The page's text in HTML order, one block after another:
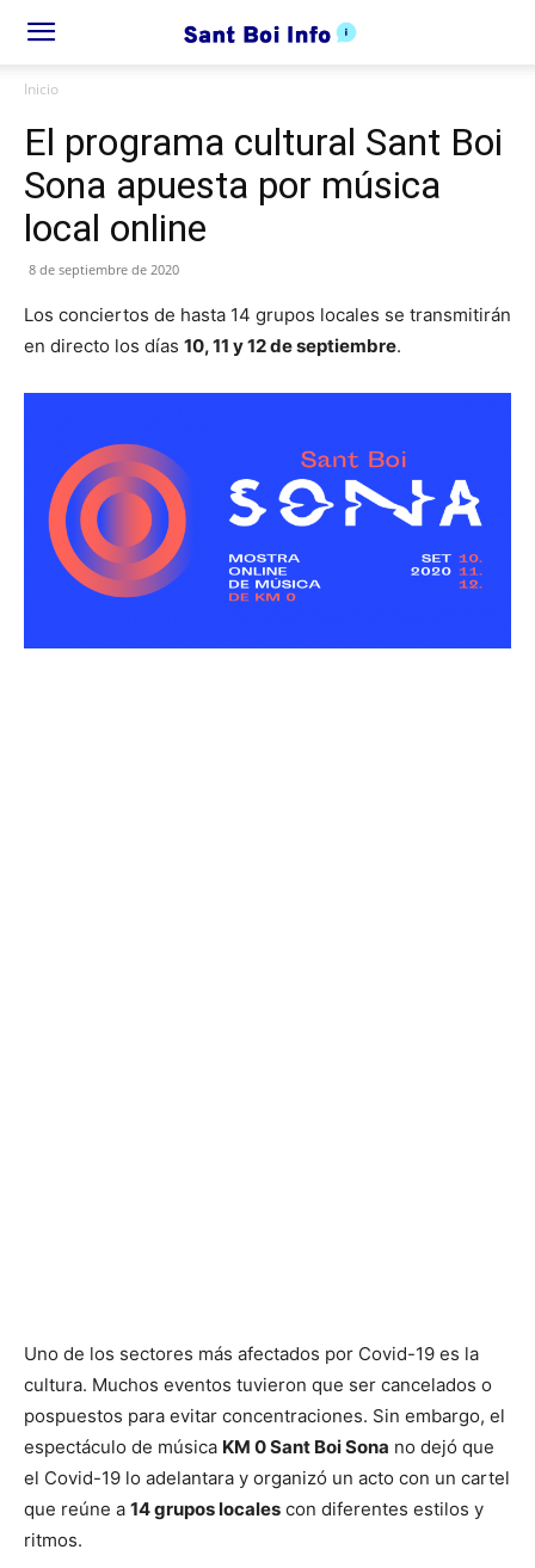
Inicio
El programa cultural Sant Boi
Sona apuesta por música
local online
8 de septiembre de 2020
Los conciertos de hasta 14 grupos locales se transmitirán
en directo los días 10, 11 y 12 de septiembre.
Uno de los sectores más afectados por Covid-19 es la
cultura. Muchos eventos tuvieron que ser cancelados o
pospuestos para evitar concentraciones. Sin embargo, el
espectáculo de música KM 0 Sant Boi Sona no dejó que
el Covid-19 lo adelantara y organizó un acto con un cartel
que reúne a 14 grupos locales con diferentes estilos y
ritmos.